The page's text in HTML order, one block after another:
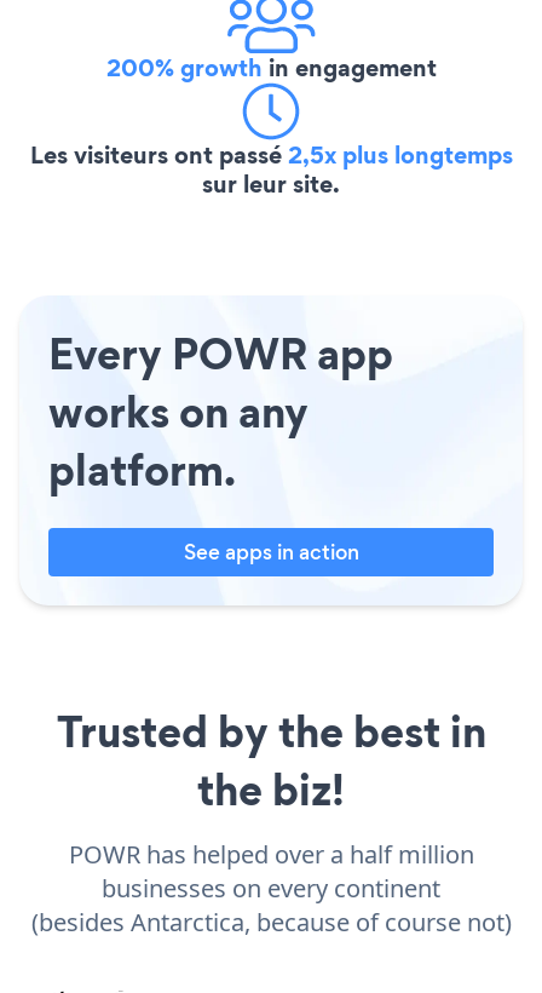
200% growth in engagement
Les visiteurs ont passé2,5x plus longtemps
sur leur site.
Every POWR app
works on any
platform.
See apps in action
Trusted by the best in
the biz!
POWR has helped over a half million
businesses on every continent
(besides Antarctica, because of course not)